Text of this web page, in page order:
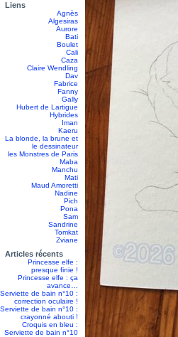
Liens
Agnès
Algesiras
Aurore
Bati
Boulet
Cali
Caza
Claire Wendling
Dav
Fabrice
Fanny
Gally
Hubert de Lartigue
Hybrides
Iman
Kaeru
La blonde, la brune et
le dessinateur
les Monstres de Paris
Maba
Manchu
Mati
Maud Amoretti
Nadine
Pich
Pona
Sam
Sandrine
Tomkat
Zviane
Articles récents
Princesse elfe :
presque finie !
Princesse elfe : ça
avance…
Serviette de bain n°10 :
correction oculaire !
Serviette de bain n°10 :
crayonné abouti !
Croquis en bleu :
Serviette de bain n°10